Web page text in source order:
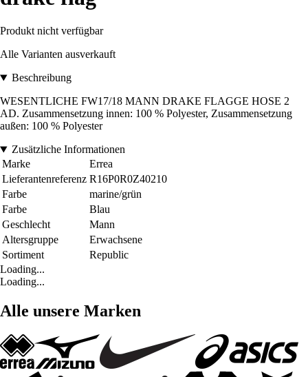
Produkt nicht verfügbar
Alle Varianten ausverkauft
Beschreibung
WESENTLICHE FW17/18 MANN DRAKE FLAGGE HOSE 2
AD. Zusammensetzung innen: 100 % Polyester, Zusammensetzung
außen: 100 % Polyester
Zusätzliche Informationen
Marke
Errea
Lieferantenreferenz R16P0R0Z40210
Farbe
marine/grün
Farbe
Blau
Geschlecht
Mann
Altersgruppe
Erwachsene
Sortiment
Republic
Loading...
Loading...
Alle unsere Marken